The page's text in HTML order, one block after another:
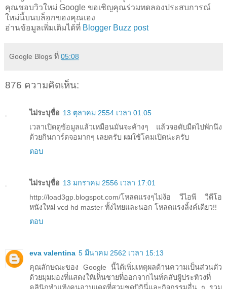
คุณชอบวิวใหม่ Google ขอเชิญคุณร่วมทดลองประสบการณ์
ใหม่นี้บนบล็อกของคุณเอง
อ่านข้อมูลเพิ่มเติมได้ที่ Blogger Buzz post
Google Blogs ที่ 05:08
876 ความคิดเห็น:
ไม่ระบุชื่อ 13 ตุลาคม 2554 เวลา 01:05
เวลาเปิดดูข้อมูลแล้วเหมือนมันจะค้างๆ แล้วจอดับมืดไปพักนึง
ด้วยกินการ์ดจอมากๆ เลยครับ ผมใช้โคมเปิดน่ะครับ
ตอบ
ไม่ระบุชื่อ 13 มกราคม 2556 เวลา 17:01
http://load3gp.blogspot.com/โหลดแรงๆไม่ง้อ วีไอพี วีดีโอ
หนังใหม่ vcd hd master ทั้งไทยและนอก โหลดแรงลิ้งค์เดียว!!
ตอบ
eva valentina 5 มีนาคม 2562 เวลา 15:13
คุณลักษณะของ Google นี้ได้เพิ่มเหตุผลด้านความเป็นส่วนตัว
ด้วยมุมมองที่แสดงให้เห็นชายที่ออกจากไนท์คลับผู้ประท้วงที่